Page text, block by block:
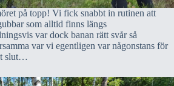
på topp! Vi fick snabbt in rutinen att
som alltid finns längs
var dock banan rätt svår så
var vi egentligen var någonstans för
slut…